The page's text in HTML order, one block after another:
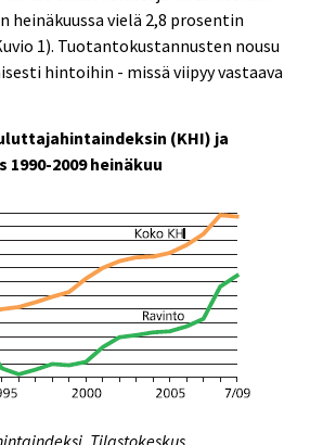
heinäkuussa vielä 2,8 prosentin
1). Tuotantokustannusten nousu
hintoihin - missä viipyy vastaava
(KHI) ja
2009 heinäkuu